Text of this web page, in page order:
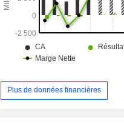
Plus de données financières